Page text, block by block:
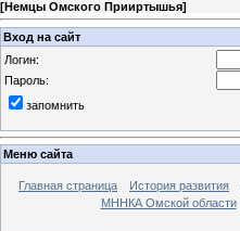
[Немцы Омского Прииртышья]
Вход на сайт
Логин:
Пароль:
запомнить
Меню сайта
Главная страница История развития
МННКА Омской области